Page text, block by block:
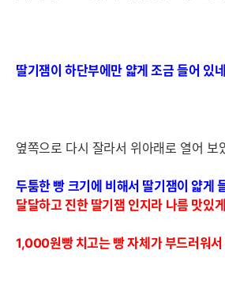
딸기잼이 하단부에만 얇게 조금들어 있
옆쪽으로 다시 잘라서 위아래로 열어 보
두툼한 빵 크기에 비해서 딸기잼이 얇게
달달하고 진한 딸기잼 인지라 나름 맛있
1,000원빵 치고는 빵 자체가 부드러워